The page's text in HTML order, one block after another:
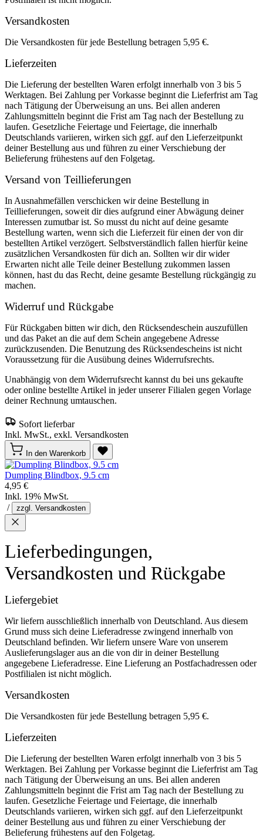
Versandkosten
Die Versandkosten für jede Bestellung betragen 5,95 €.
Lieferzeiten
Die Lieferung der bestellten Waren erfolgt innerhalb von 3 bis 5
Werktagen. Bei Zahlung per Vorkasse beginnt die Lieferfrist am Tag
nach Tätigung der Überweisung an uns. Bei allen anderen
Zahlungsmitteln beginnt die Frist am Tag nach der Bestellung zu
laufen. Gesetzliche Feiertage und Feiertage, die innerhalb
Deutschlands variieren, wirken sich ggf. auf den Lieferzeitpunkt
deiner Bestellung aus und führen zu einer Verschiebung der
Belieferung frühestens auf den Folgetag.
Versand von Teillieferungen
In Ausnahmefällen verschicken wir deine Bestellung in
Teillieferungen, soweit dir dies aufgrund einer Abwägung deiner
Interessen zumutbar ist. So musst du nicht auf deine gesamte
Bestellung warten, wenn sich die Lieferzeit für einen der von dir
bestellten Artikel verzögert. Selbstverständlich fallen hierfür keine
zusätzlichen Versandkosten für dich an. Sollten wir dir wider
Erwarten nicht alle Teile deiner Bestellung zukommen lassen
können, hast du das Recht, deine gesamte Bestellung rückgängig zu
machen.
Widerruf und Rückgabe
Für Rückgaben bitten wir dich, den Rücksendeschein auszufüllen
und das Paket an die auf dem Schein angegebene Adresse
zurückzusenden. Die Benutzung des Rücksendescheins ist nicht
Voraussetzung für die Ausübung deines Widerrufsrechts.
Unabhängig von dem Widerrufsrecht kannst du bei uns gekaufte
oder online bestellte Artikel in jeder unserer Filialen gegen Vorlage
deiner Rechnung umtauschen.
Sofort lieferbar
Inkl. MwSt., exkl. Versandkosten
In den Warenkorb
Dumpling Blindbox, 9.5 cm
4,95 €
Inkl. 19% MwSt.
/
zzgl. Versandkosten
Lieferbedingungen,
Versandkosten und Rückgabe
Liefergebiet
Wir liefern ausschließlich innerhalb von Deutschland. Aus diesem
Grund muss sich deine Lieferadresse zwingend innerhalb von
Deutschland befinden. Wir liefern unsere Ware von unserem
Auslieferungslager aus an die von dir in deiner Bestellung
angegebene Lieferadresse. Eine Lieferung an Postfachadressen oder
Postfilialen ist nicht möglich.
Versandkosten
Die Versandkosten für jede Bestellung betragen 5,95 €.
Lieferzeiten
Die Lieferung der bestellten Waren erfolgt innerhalb von 3 bis 5
Werktagen. Bei Zahlung per Vorkasse beginnt die Lieferfrist am Tag
nach Tätigung der Überweisung an uns. Bei allen anderen
Zahlungsmitteln beginnt die Frist am Tag nach der Bestellung zu
laufen. Gesetzliche Feiertage und Feiertage, die innerhalb
Deutschlands variieren, wirken sich ggf. auf den Lieferzeitpunkt
deiner Bestellung aus und führen zu einer Verschiebung der
Belieferung frühestens auf den Folgetag.